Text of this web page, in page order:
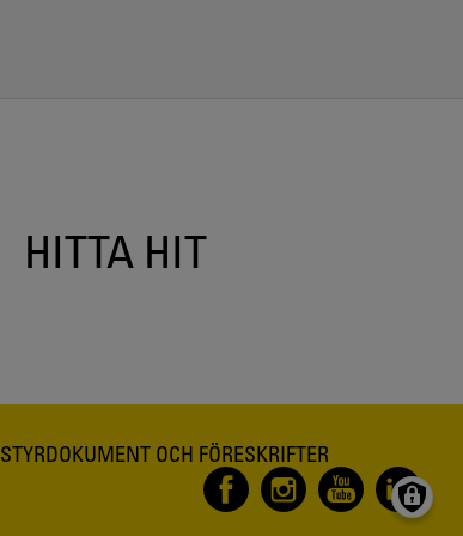
HITTA HIT
STYRDOKUMENT OCH FÖRESKRIFTER